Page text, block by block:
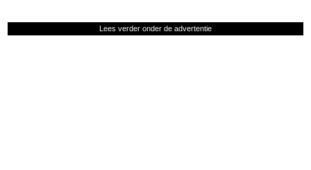
Lees verder onder de advertentie